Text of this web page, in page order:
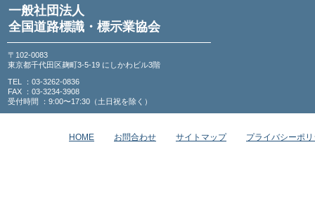
一般社団法人
全国道路標識・標示業協会
〒102-0083
東京都千代田区麹町3-5-19 にしかわビル3階
TEL ：03-3262-0836
FAX ：03-3234-3908
受付時間 ：9:00〜17:30（土日祝を除く）
HOME お問合わせ サイトマップ プライバシーポ